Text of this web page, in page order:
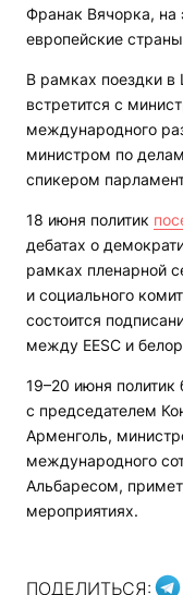
Франак Вячорка, на
европейские
В рамках поездки в
встретится с
международного
министром по
спикером
18 июня политик
дебатах о
рамках пленарной
и социального
состоится
между EESC и
19–20 июня политик
с председателем
Арменголь,
международного
Альбаресом,
мероприятиях.
ПОДЕЛИТЬСЯ: